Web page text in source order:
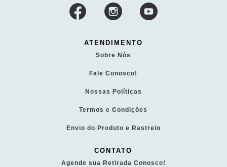
ATENDIMENTO
Sobre Nós
Fale Conosco!
Nossas Políticas
Termos e Condições
Envio do Produto e Rastreio
CONTATO
Agende sua Retirada Conosco!